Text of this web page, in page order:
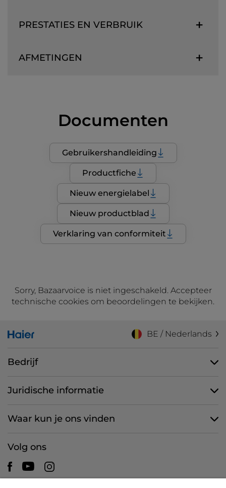
PRESTATIES EN VERBRUIK
AFMETINGEN
Documenten
Gebruikershandleiding
Productfiche
Nieuw energielabel
Nieuw productblad
Verklaring van conformiteit
Sorry, Bazaarvoice is niet ingeschakeld. Accepteer
technische cookies om beoordelingen te bekijken.
BE / Nederlands
Bedrijf
Juridische informatie
Waar kun je ons vinden
Volg ons